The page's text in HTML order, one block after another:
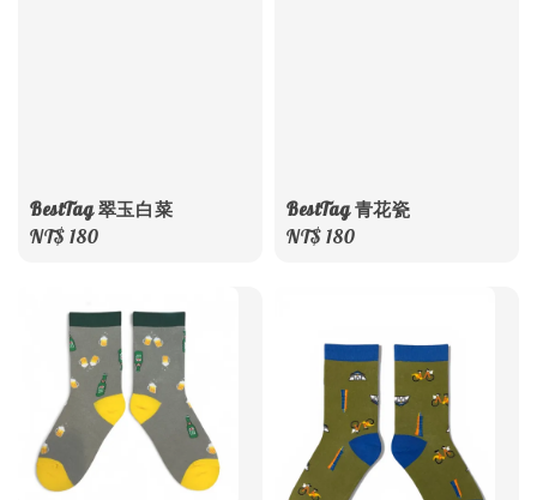
BestTag 翠玉白菜
Regular
NT$ 180
BestTag 青花瓷
Regular
NT$ 180